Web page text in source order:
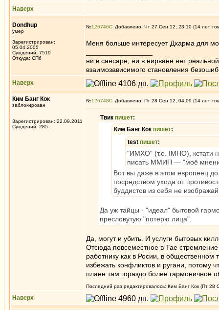
Наверх
Dondhup
умер
Зарегистрирован:
05.04.2005
Суждений: 7519
Откуда: СПб
№126746 Добавлено: Чт 27 Сен 12, 23:10 (14 лет
Меня больше интересует Дхарма для
ни в сансаре, ни в нирване нет
взаимозависимого становления
Наверх
Ким Банг Кок
заблокирован
Зарегистрирован: 22.09.2011
Суждений: 285
№126748 Добавлено: Пт 28 Сен 12, 04:09 (14 лет
Твик пишет:
Ким Банг Кок пишет:
test пишет:
"ИМХО" (т.е. IMHO), кстати
писать ММИП — "моё
Вот вы даже в этом европеец до
посредством ухода от
буддистов из себя не
Да уж тайцы - "идеал" бытовой
пресловутую "потерю лица".
Да, могут и убить. И услуги бытовых
Отсюда повсеместное в Тае
работнику как в Росии, в общественном
избежать конфликтов и ругани, потому
плане там гораздо более гармоничное
Последний раз редактировалось: Ким Банг Кок (Пт 28
Наверх